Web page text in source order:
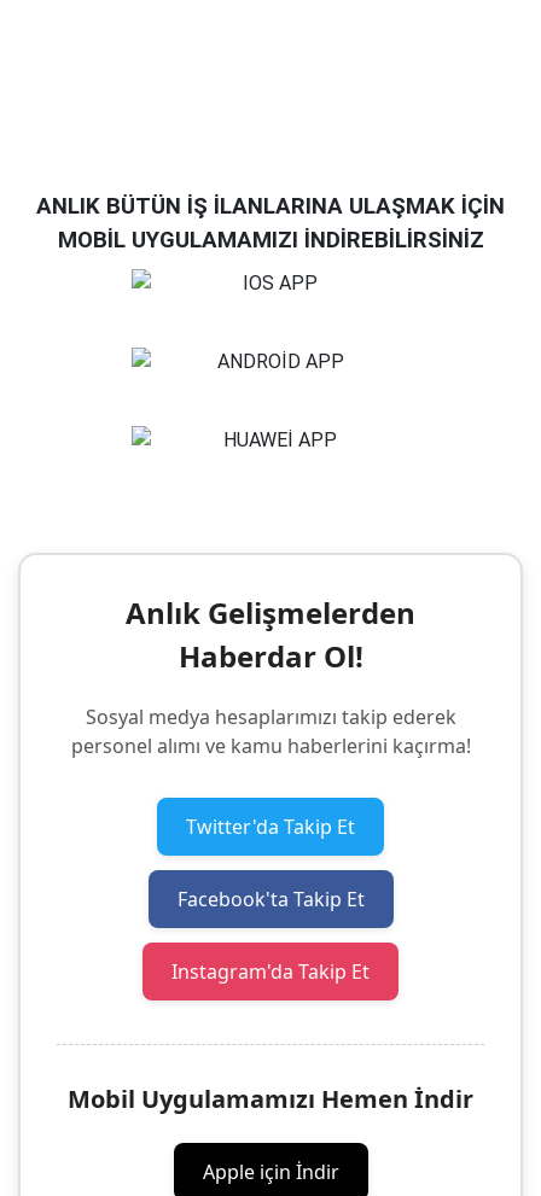
ANLIK BÜTÜN İŞ İLANLARINA ULAŞMAK İÇİN
MOBİL UYGULAMAMIZI İNDİREBİLİRSİNİZ
Anlık Gelişmelerden
Haberdar Ol!
Sosyal medya hesaplarımızı takip ederek
personel alımı ve kamu haberlerini kaçırma!
Twitter'da Takip Et
Facebook'ta Takip Et
Instagram'da Takip Et
Mobil Uygulamamızı Hemen İndir
Apple için İndir